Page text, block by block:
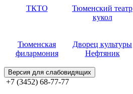
ТКТО
Тюменский театр
кукол
Тюменская
филармония
Дворец культуры
Нефтяник
Версия для слабовидящих
+7 (3452) 68-77-77